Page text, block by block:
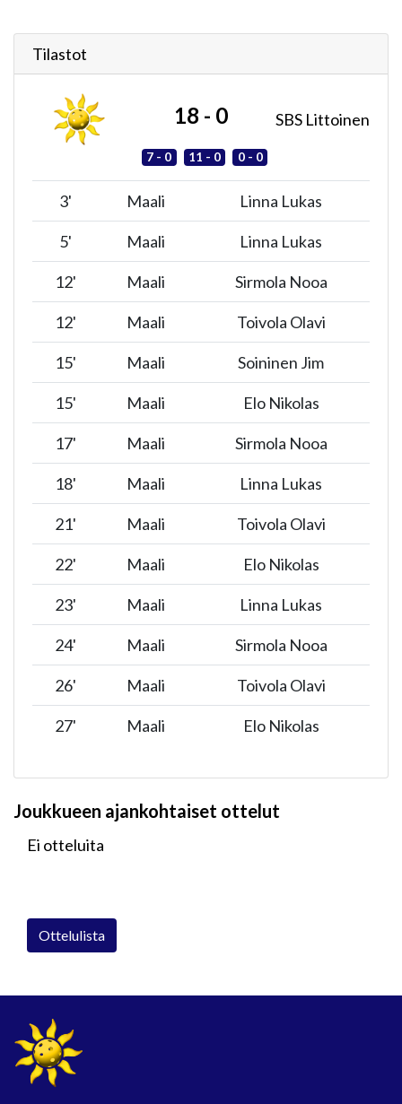
Tilastot
18 - 0 SBS Littoinen
7 - 0 11 - 0 0 - 0
3' Maali Linna Lukas
5' Maali Linna Lukas
12' Maali Sirmola Nooa
12' Maali Toivola Olavi
15' Maali Soininen Jim
15' Maali Elo Nikolas
17' Maali Sirmola Nooa
18' Maali Linna Lukas
21' Maali Toivola Olavi
22' Maali Elo Nikolas
23' Maali Linna Lukas
24' Maali Sirmola Nooa
26' Maali Toivola Olavi
27' Maali Elo Nikolas
Joukkueen ajankohtaiset ottelut
Ei otteluita
Ottelulista